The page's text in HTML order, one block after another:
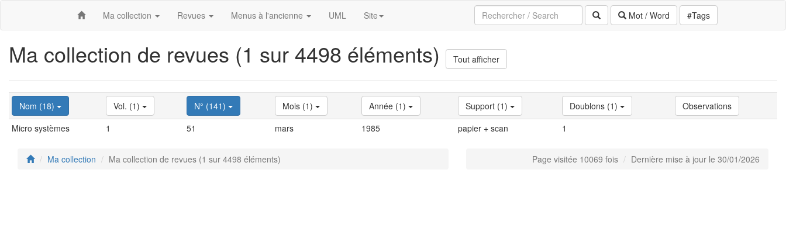
Ma collection Revues Menus à l'ancienne UML Site Mot / Word #Tags
Ma collection de revues (1 sur 4498 éléments) Tout afficher
Nom (18) Vol. (1) N° (141) Mois (1) Année (1) Support (1) Doublons (1)
Observations
Micro systèmes
1 51 mars 1985 papier + scan 1
Ma collection Ma collection de revues (1 sur 4498 éléments) Page visitée 10069 fois Dernière mise à jour le 30/01/2026